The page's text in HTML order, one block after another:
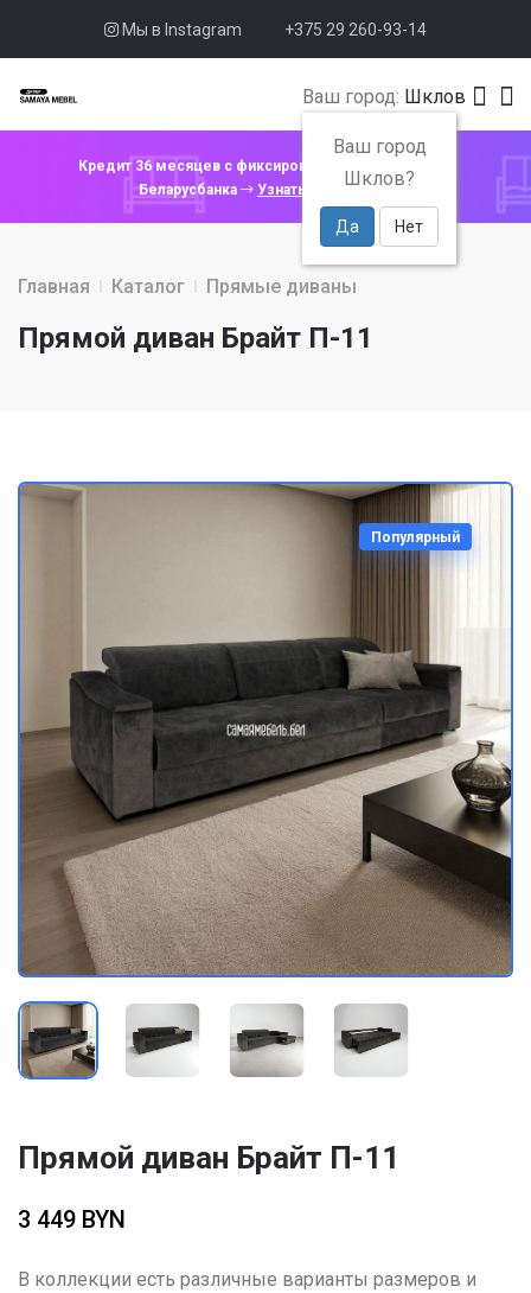
Мы в Instagram +375 29 260-93-14
Ваш город: Шклов
Ваш город
Шклов?
Да Нет
Кредит 36 месяцев с фиксированной ставкой 4% от
Беларусбанка
Узнать подробнее
Главная Каталог Прямые диваны
Прямой диван Брайт П-11
Популярный
Прямой диван Брайт П-11
3 449 BYN
В коллекции есть различные варианты размеров и